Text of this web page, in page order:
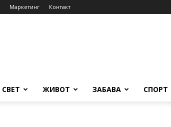
Маркетинг Контакт
СВЕТ ЖИВОТ ЗАБАВА СПОРТ